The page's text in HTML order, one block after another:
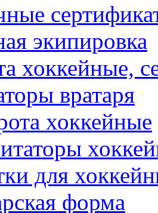
экипировка
хоккейные,
вратаря
хоккейные
для
форма